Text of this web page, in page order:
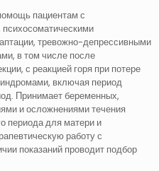
пациентам с
тревожно-депрессивными
в том числе после
с реакцией горя при потере
включая период
Принимает беременных,
и осложнениями течения
периода для матери и
работу с
показаний проводит подбор